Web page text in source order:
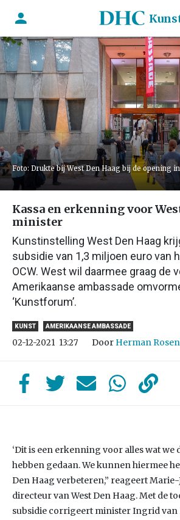
Foto: Drukte bij West Den Haag bij de opening
Kassa en erkenning voor
minister
Kunstinstelling West Den Haag
subsidie van 1,3 miljoen euro van
OCW. West wil daarmee graag de
Amerikaanse ambassade
‘Kunstforum’.
KUNST AMERIKAANSE AMBASSADE
02-12-2021 13:27 Door Herman
‘Dit is een erkenning voor alles wat we
hebben gedaan. We kunnen hiermee
Den Haag verbeteren,” reageert
directeur van West Den Haag. Met de
subsidie corrigeert minister Ingrid van